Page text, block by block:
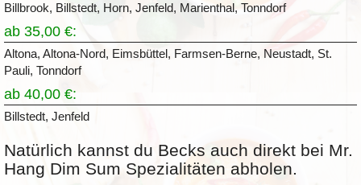
Billbrook, Billstedt, Horn, Jenfeld, Marienthal, Tonndorf
ab 35,00 €:
Altona, Altona-Nord, Eimsbüttel, Farmsen-Berne, Neustadt, St.
Pauli, Tonndorf
ab 40,00 €:
Billstedt, Jenfeld
Natürlich kannst du Becks auch direkt bei Mr.
Hang Dim Sum Spezialitäten abholen.